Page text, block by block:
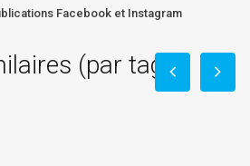
Facebook et Instagram
(par tag)